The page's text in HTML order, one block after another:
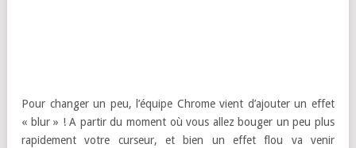
Pour changer un peu, l’équipe Chrome vient d’ajouter un effet
« blur » ! A partir du moment où vous allez bouger un peu plus
rapidement votre curseur, et bien un effet flou va venir